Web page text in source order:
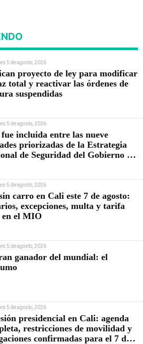
5 de agosto, 2026
proyecto de ley para modificar
total y reactivar las órdenes de
suspendidas
5 de agosto, 2026
incluida entre las nueve
priorizadas de la Estrategia
de Seguridad del Gobierno de
5 de agosto, 2026
carro en Cali este 7 de agosto:
excepciones, multa y tarifa
en el MIO
5 de agosto, 2026
ganador del mundial: el
5 de agosto, 2026
presidencial en Cali: agenda
restricciones de movilidad y
confirmadas para el 7 de